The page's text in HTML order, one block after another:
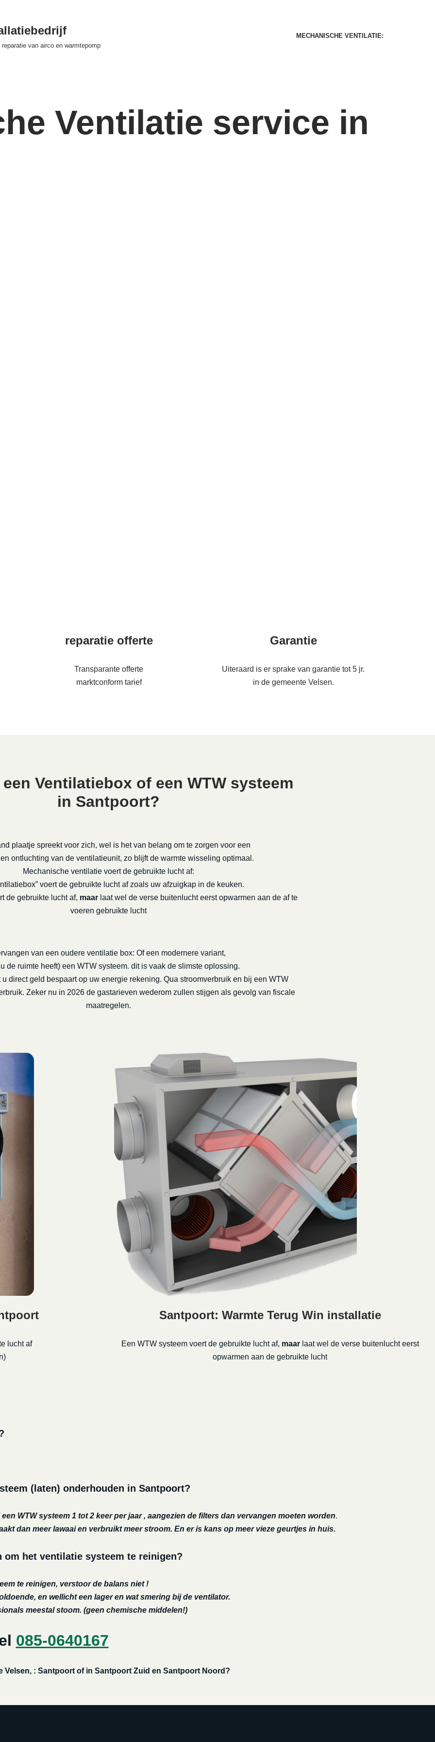
van airco en warmtepomp
MECHANISCHE VENTILATIE:
Ventilatie service in
reparatie offerte
Transparante offerte
marktconform tarief
Garantie
Uiteraard is er sprake van garantie tot 5 jr.
in de gemeente Velsen.
Ventilatiebox of een WTW systeem
in Santpoort?
plaatje spreekt voor zich, wel is het van belang om te zorgen voor een
ontluchting van de ventilatieunit, zo blijft de warmte wisseling optimaal.
Mechanische ventilatie voert de gebruikte lucht af:
voert de gebruikte lucht af zoals uw afzuigkap in de keuken.
de gebruikte lucht af, maar laat wel de verse buitenlucht eerst opwarmen aan de af te
voeren gebruikte lucht
van een oudere ventilatie box: Of een modernere variant,
de ruimte heeft) een WTW systeem. dit is vaak de slimste oplossing.
direct geld bespaart op uw energie rekening. Qua stroomverbruik en bij een WTW
Zeker nu in 2026 de gastarieven wederom zullen stijgen als gevolg van fiscale
maatregelen.
lucht af
Santpoort: Warmte Terug Win installatie
Een WTW systeem voert de gebruikte lucht af, maarlaat wel de verse buitenlucht eerst
opwarmen aan de gebruikte lucht
(laten) onderhouden in Santpoort?
een WTW systeem 1 tot 2 keer per jaar , aangezien de filters dan vervangen moeten worden.
dan meer lawaai en verbruikt meer stroom. En er is kans op meer vieze geurtjes in huis.
om het ventilatie systeem te reinigen?
te reinigen, verstoor de balans niet !
en wellicht een lager en wat smering bij de ventilator.
meestal stoom. (geen chemische middelen!)
085-0640167
: Santpoort of in Santpoort Zuid en Santpoort Noord?